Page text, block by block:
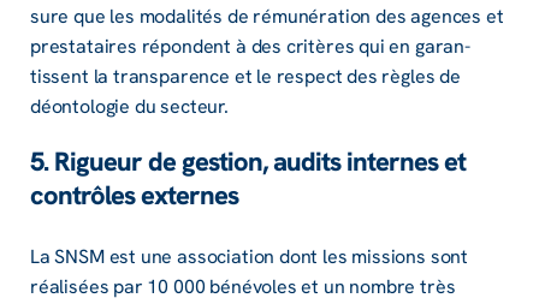
sure que les moda­li­tés de rému­né­ra­tion des agences et
pres­ta­taires répondent à des critères qui en garan­
tissent la trans­pa­rence et le respect des règles de
déon­to­lo­gie du secteur.
5. Rigueur de gestion, audits internes et
contrôles externes
La SNSM est une asso­cia­tion dont les missions sont
réali­sées par 10 000 béné­voles et un nombre très